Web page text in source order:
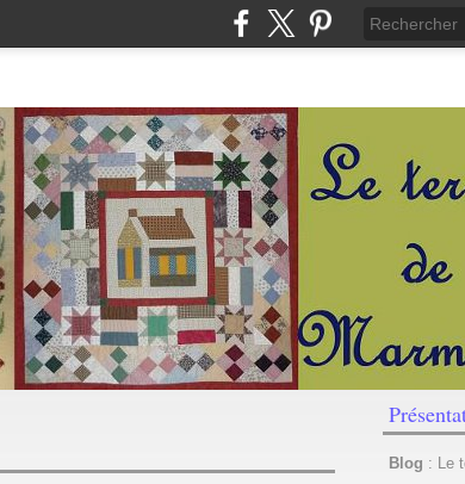
Blog : Le